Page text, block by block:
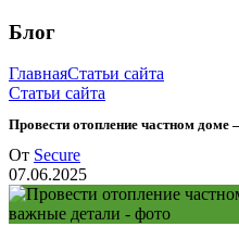
Блог
ГлавнаяСтатьи сайта
Статьи сайта
Провести отопление частном
От Secure
07.06.2025